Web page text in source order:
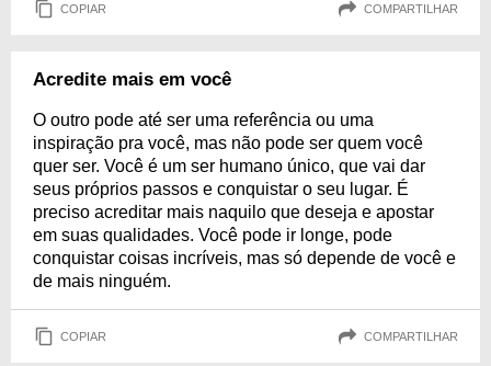
COPIAR COMPARTILHAR
Acredite mais em você
O outro pode até ser uma referência ou uma
inspiração pra você, mas não pode ser quem você
quer ser. Você é um ser humano único, que vai dar
seus próprios passos e conquistar o seu lugar. É
preciso acreditar mais naquilo que deseja e apostar
em suas qualidades. Você pode ir longe, pode
conquistar coisas incríveis, mas só depende de você e
de mais ninguém.
COPIAR COMPARTILHAR